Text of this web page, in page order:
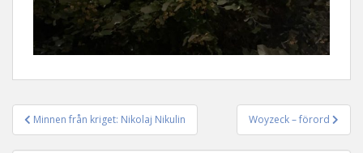
Inläggsnavigering
Minnen från kriget: Nikolaj Nikulin Woyzeck – förord